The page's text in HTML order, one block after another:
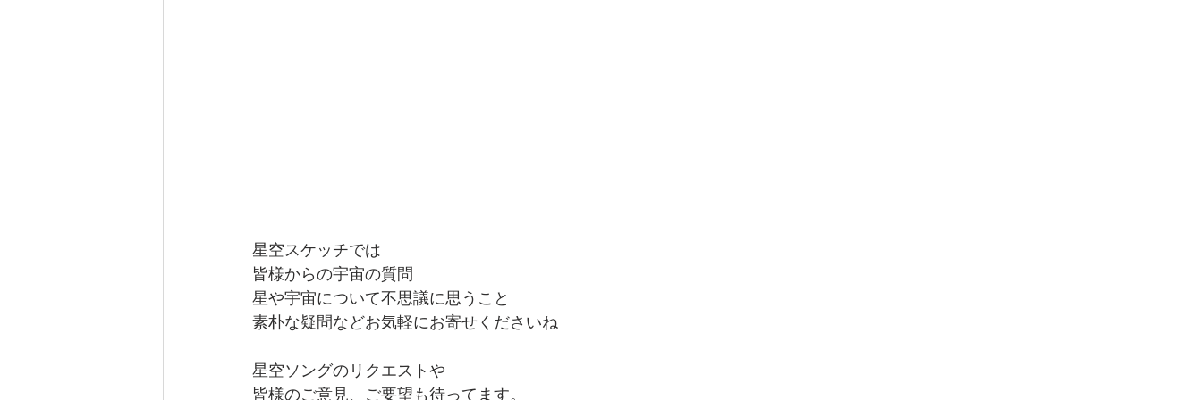
星空スケッチでは
皆様からの宇宙の質問
星や宇宙について不思議に思うこと
素朴な疑問などお気軽にお寄せくださいね
星空ソングのリクエストや
皆様のご意見、ご要望も待ってます。